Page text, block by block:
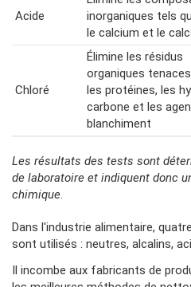
Acide
inorganiques tels
le calcium et le
Chloré
Élimine les résidus
organiques
les protéines, les
carbone et les
blanchiment
Les résultats des tests sont
de laboratoire et indiquent donc
chimique.
Colonne
2
Dans l'industrie alimentaire,
sont utilisés : neutres, alcalins,
Il incombe aux fabricants de